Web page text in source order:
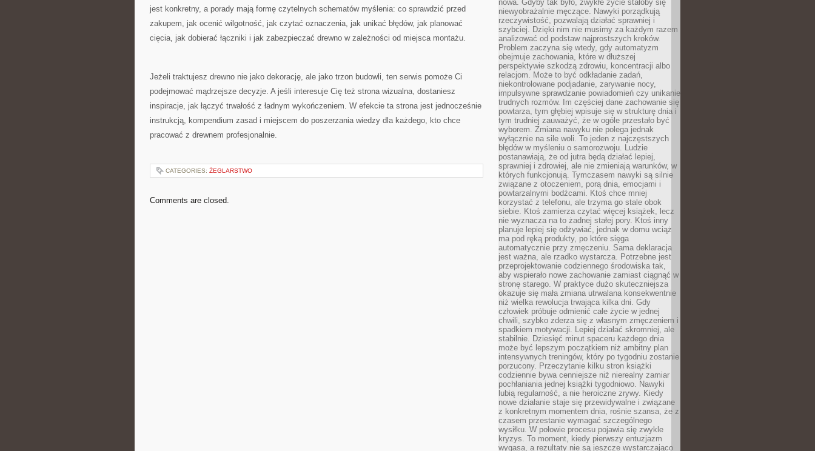
jest konkretny, a porady mają formę czytelnych schematów myślenia: co sprawdzić przed
zakupem, jak ocenić wilgotność, jak czytać oznaczenia, jak unikać błędów, jak planować
cięcia, jak dobierać łączniki i jak zabezpieczać drewno w zależności od miejsca montażu.
Jeżeli traktujesz drewno nie jako dekorację, ale jako trzon budowli, ten serwis pomoże Ci
podejmować mądrzejsze decyzje. A jeśli interesuje Cię też strona wizualna, dostaniesz
inspiracje, jak łączyć trwałość z ładnym wykończeniem. W efekcie ta strona jest jednocześnie
instrukcją, kompendium zasad i miejscem do poszerzania wiedzy dla każdego, kto chce
pracować z drewnem profesjonalnie.
CATEGORIES: ŻEGLARSTWO
Comments are closed.
nowa. Gdyby tak było, zwykłe życie stałoby się
niewyobrażalnie męczące. Nawyki porządkują
rzeczywistość, pozwalają działać sprawniej i
szybciej. Dzięki nim nie musimy za każdym razem
analizować od podstaw najprostszych kroków.
Problem zaczyna się wtedy, gdy automatyzm
obejmuje zachowania, które w dłuższej
perspektywie szkodzą zdrowiu, koncentracji albo
relacjom. Może to być odkładanie zadań,
niekontrolowane podjadanie, zarywanie nocy,
impulsywne sprawdzanie powiadomień czy unikanie
trudnych rozmów. Im częściej dane zachowanie się
powtarza, tym głębiej wpisuje się w strukturę dnia i
tym trudniej zauważyć, że w ogóle przestało być
wyborem. Zmiana nawyku nie polega jednak
wyłącznie na sile woli. To jeden z najczęstszych
błędów w myśleniu o samorozwoju. Ludzie
postanawiają, że od jutra będą działać lepiej,
sprawniej i zdrowiej, ale nie zmieniają warunków, w
których funkcjonują. Tymczasem nawyki są silnie
związane z otoczeniem, porą dnia, emocjami i
powtarzalnymi bodźcami. Ktoś chce mniej
korzystać z telefonu, ale trzyma go stale obok
siebie. Ktoś zamierza czytać więcej książek, lecz
nie wyznacza na to żadnej stałej pory. Ktoś inny
planuje lepiej się odżywiać, jednak w domu wciąż
ma pod ręką produkty, po które sięga
automatycznie przy zmęczeniu. Sama deklaracja
jest ważna, ale rzadko wystarcza. Potrzebne jest
przeprojektowanie codziennego środowiska tak,
aby wspierało nowe zachowanie zamiast ciągnąć w
stronę starego. W praktyce dużo skuteczniejsza
okazuje się mała zmiana utrwalana konsekwentnie
niż wielka rewolucja trwająca kilka dni. Gdy
człowiek próbuje odmienić całe życie w jednej
chwili, szybko zderza się z własnym zmęczeniem i
spadkiem motywacji. Lepiej działać skromniej, ale
stabilnie. Dziesięć minut spaceru każdego dnia
może być lepszym początkiem niż ambitny plan
intensywnych treningów, który po tygodniu zostanie
porzucony. Przeczytanie kilku stron książki
codziennie bywa cenniejsze niż nierealny zamiar
pochłaniania jednej książki tygodniowo. Nawyki
lubią regularność, a nie heroiczne zrywy. Kiedy
nowe działanie staje się przewidywalne i związane
z konkretnym momentem dnia, rośnie szansa, że z
czasem przestanie wymagać szczególnego
wysiłku. W połowie procesu pojawia się zwykle
kryzys. To moment, kiedy pierwszy entuzjazm
wygasa, a rezultaty nie są jeszcze wystarczająco